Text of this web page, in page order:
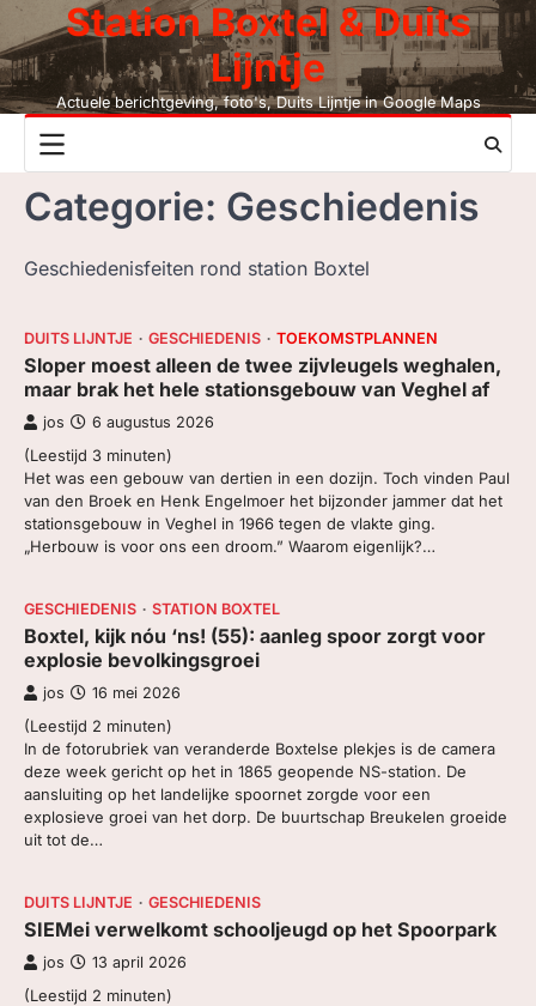
Skip
to
content
Station Boxtel & Duits
Lijntje
Actuele berichtgeving, foto's, Duits Lijntje in Google Maps
DUITS LIJNTJE
STATION BOXTEL
CONTACT
LEZEN BC, JAAR
ZOEK, IN BC
Categorie: Geschiedenis
Geschiedenisfeiten rond station Boxtel
DUITS LIJNTJE GESCHIEDENIS TOEKOMSTPLANNEN
Sloper moest alleen de twee zijvleugels weghalen,
maar brak het hele stationsgebouw van Veghel af
jos 6 augustus 2026
(Leestijd 3 minuten)
Het was een gebouw van dertien in een dozijn. Toch vinden Paul
van den Broek en Henk Engelmoer het bijzonder jammer dat het
stationsgebouw in Veghel in 1966 tegen de vlakte ging.
„Herbouw is voor ons een droom.” Waarom eigenlijk?…
GESCHIEDENIS STATION BOXTEL
Boxtel, kijk nóu ‘ns! (55): aanleg spoor zorgt voor
explosie bevolkingsgroei
jos 16 mei 2026
(Leestijd 2 minuten)
In de fotorubriek van veranderde Boxtelse plekjes is de camera
deze week gericht op het in 1865 geopende NS-station. De
aansluiting op het landelijke spoornet zorgde voor een
explosieve groei van het dorp. De buurtschap Breukelen groeide
uit tot de…
DUITS LIJNTJE GESCHIEDENIS
SIEMei verwelkomt schooljeugd op het Spoorpark
jos 13 april 2026
(Leestijd 2 minuten)